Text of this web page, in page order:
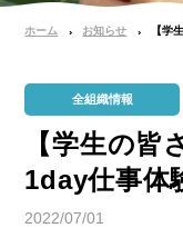
ホーム お知らせ 【学
全組織情報
【学生の
1day仕事体
2022/07/01